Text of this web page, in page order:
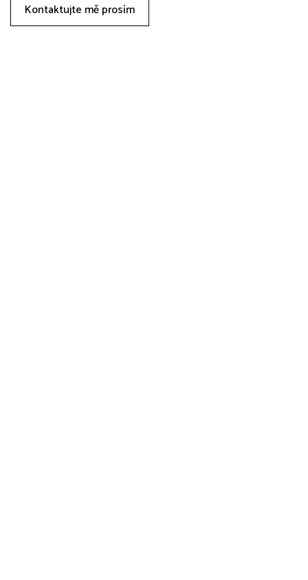
Kontaktujte mě prosím